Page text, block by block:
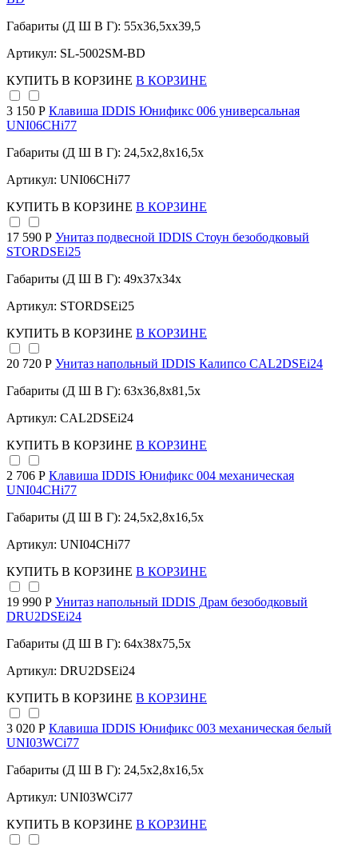
Габариты (Д Ш В Г): 55x36,5xx39,5
Артикул: SL-5002SM-BD
КУПИТЬ В КОРЗИНЕ В КОРЗИНЕ
3 150 Р Клавиша IDDIS Юнификс 006 универсальная
UNI06CHi77
Габариты (Д Ш В Г): 24,5x2,8x16,5x
Артикул: UNI06CHi77
КУПИТЬ В КОРЗИНЕ В КОРЗИНЕ
17 590 Р Унитаз подвесной IDDIS Стоун безободковый
STORDSEi25
Габариты (Д Ш В Г): 49x37x34x
Артикул: STORDSEi25
КУПИТЬ В КОРЗИНЕ В КОРЗИНЕ
20 720 Р Унитаз напольный IDDIS Калипсо CAL2DSEi24
Габариты (Д Ш В Г): 63x36,8x81,5x
Артикул: CAL2DSEi24
КУПИТЬ В КОРЗИНЕ В КОРЗИНЕ
2 706 Р Клавиша IDDIS Юнификс 004 механическая
UNI04CHi77
Габариты (Д Ш В Г): 24,5x2,8x16,5x
Артикул: UNI04CHi77
КУПИТЬ В КОРЗИНЕ В КОРЗИНЕ
19 990 Р Унитаз напольный IDDIS Драм безободковый
DRU2DSEi24
Габариты (Д Ш В Г): 64x38x75,5x
Артикул: DRU2DSEi24
КУПИТЬ В КОРЗИНЕ В КОРЗИНЕ
3 020 Р Клавиша IDDIS Юнификс 003 механическая белый
UNI03WCi77
Габариты (Д Ш В Г): 24,5x2,8x16,5x
Артикул: UNI03WCi77
КУПИТЬ В КОРЗИНЕ В КОРЗИНЕ